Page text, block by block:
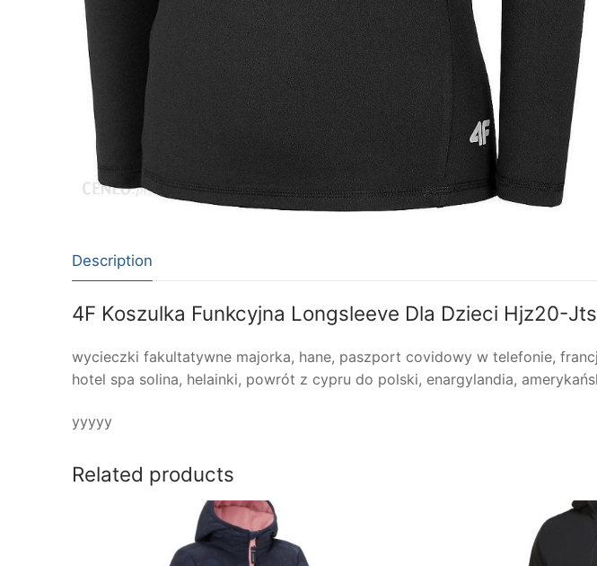
Description
4F Koszulka Funkcyjna Longsleeve Dla Dzieci Hjz20-
wycieczki fakultatywne majorka, hane, paszport covidowy w telefonie,
hotel spa solina, helainki, powrót z cypru do polski, enargylandia,
yyyyy
Related products